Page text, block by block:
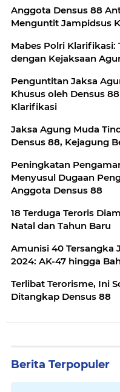
Anggota Densus 88
Menguntit Jampidsus
Mabes Polri Klarifikasi:
dengan Kejaksaan
Penguntitan Jaksa
Khusus oleh Densus
Klarifikasi
Jaksa Agung Muda
Densus 88, Kejagung
Peningkatan
Menyusul Dugaan
Anggota Densus 88
18 Terduga Teroris
Natal dan Tahun Baru
Amunisi 40 Tersangka
2024: AK-47 hingga
Terlibat Terorisme, Ini
Ditangkap Densus 88
Berita Terpopuler